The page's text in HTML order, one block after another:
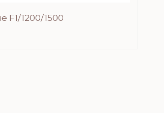
F1/1200/1500